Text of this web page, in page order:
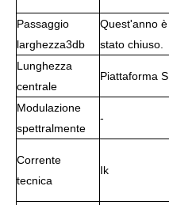
Passaggio
larghezza3db
Quest'anno è
stato chiuso.
Lunghezza
centrale
Piattaforma S.
Modulazione
spettralmente
-
Corrente
tecnica
Ik